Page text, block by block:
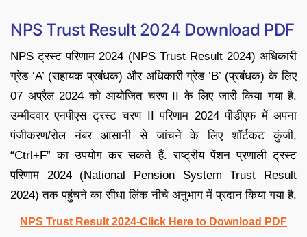
NPS Trust Result 2024 Download PDF
NPS ट्रस्ट परिणाम 2024 (NPS Trust Result 2024) अधिकारी
ग्रेड ‘A’ (सहायक प्रबंधक) और अधिकारी ग्रेड ‘B’ (प्रबंधक) के लिए
07 अप्रैल 2024 को आयोजित चरण II के लिए जारी किया गया है.
उम्मीदवार एनपीएस ट्रस्ट चरण II परिणाम 2024 पीडीएफ में अपना
पंजीकरण/रोल नंबर आसानी से जांचने के लिए शॉर्टकट कुंजी,
“Ctrl+F” का उपयोग कर सकते हैं. राष्ट्रीय पेंशन प्रणाली ट्रस्ट
परिणाम 2024 (National Pension System Trust Result
2024) तक पहुंचने का सीधा लिंक नीचे अनुभाग में प्रदान किया गया है.
NPS Trust Result 2024-Click Here to Download PDF